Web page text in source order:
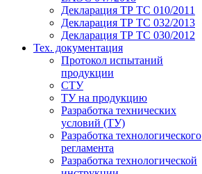
Декларация ТР ТС 010/2011
Декларация ТР ТС 032/2013
Декларация ТР ТС 030/2012
Тех. документация
Протокол испытаний
продукции
СТУ
ТУ на продукцию
Разработка технических
условий (ТУ)
Разработка технологического
регламента
Разработка технологической